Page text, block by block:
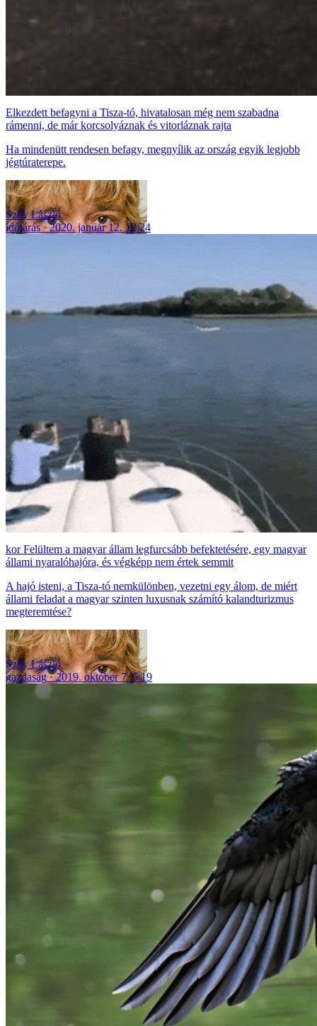
Elkezdett befagyni a Tisza-tó, hivatalosan még nem szabadna
rámenni, de már korcsolyáznak és vitorláznak rajta
Ha mindenütt rendesen befagy, megnyílik az ország egyik legjobb
jégtúraterepe.
Szily László
időjárás
2020. január 12. 12:24
Felültem a magyar állam legfurcsább befektetésére, egy magyar
állami nyaralóhajóra, és végképp nem értek semmit
A hajó isteni, a Tisza-tó nemkülönben, vezetni egy álom, de miért
állami feladat a magyar szinten luxusnak számító kalandturizmus
megteremtése?
Szily László
gazdaság
2019. október 7. 5:19